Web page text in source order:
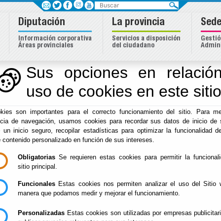
Sus opciones en
uso de cookies en este sitio
son importantes para el correcto funcionamiento del sitio. Para
de navegación, usamos cookies para recordar sus datos de inicio de
un inicio seguro, recopilar estadísticas para optimizar la funcionalidad
contenido personalizado en función de sus intereses.
Obligatorias Se requieren estas cookies para permitir la
sitio principal.
Funcionales Estas cookies nos permiten analizar el uso del Sitio
manera que podamos medir y mejorar el funcionamiento.
Personalizadas Estas cookies son utilizadas por empresas
Inicio -Desarrollo Económico - Circuitos temáticos.
Circuitos
Naturaleza
Buscar
Diputación
Información corporativa
Áreas provinciales
La provincia
Servicios a disposición
del ciudadano